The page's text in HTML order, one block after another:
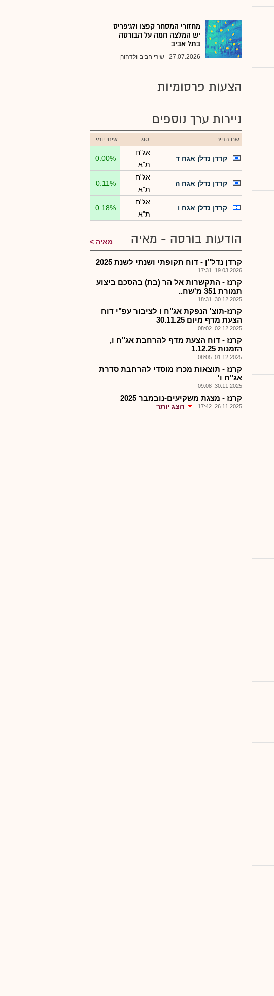
מחזורי המסחר קפצו ולג'פריס
יש המלצה חמה על הבורסה
בתל אביב
27.07.2026 שירי חביב-ולדהורן
הצעות פרסומיות
ניירות ערך נוספים
שם הנייר סוג שינוי יומי
קרדן נדלן אגח ד
אג"ח
ת"א
0.00%
קרדן נדלן אגח ה
אג"ח
ת"א
0.11%
קרדן נדלן אגח ו
אג"ח
ת"א
0.18%
הודעות בורסה - מאיה מאיה
קרדן נדל"ן - דוח תקופתי ושנתי לשנת 2025
19.03.2026, 17:31
קרנז - התקשרות אל הר (בת) בהסכם ביצוע
תמורת 351 מ'שח..
30.12.2025, 18:31
קרנז-תוצ' הנפקת אג"ח ו לציבור עפ"י דוח
הצעת מדף מיום 30.11.25
02.12.2025, 08:02
קרנז - דוח הצעת מדף להרחבת אג"ח ו,
הזמנות 1.12.25
01.12.2025, 08:05
קרנז - תוצאות מכרז מוסדי להרחבת סדרת
אג"ח ו'
30.11.2025, 09:08
קרנז - מצגת משקיעים-נובמבר 2025
26.11.2025, 17:42 הצג יותר